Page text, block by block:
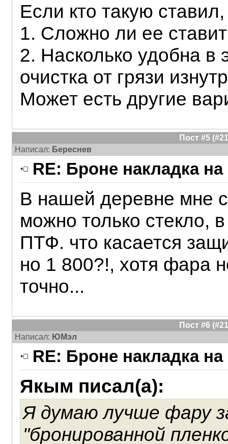
Если кто такую
1. Сложно ли ее
2. Насколько удобна в
очистка от грязи
Может есть другие
Пост #5
Написал: Береснев
RE: Броне накладка
В нашей деревне мне
можно только стекло,
ПТФ. что касается
но 1 800?!, хотя фара
точно...
Пост #6
Написал: ЮМэл
RE: Броне накладка
Якым писал(а):
Я думаю лучше фару
"бронированной